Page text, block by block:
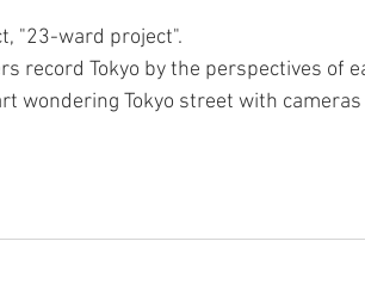
"23-ward project".
record Tokyo by the perspectives of
wondering Tokyo street with